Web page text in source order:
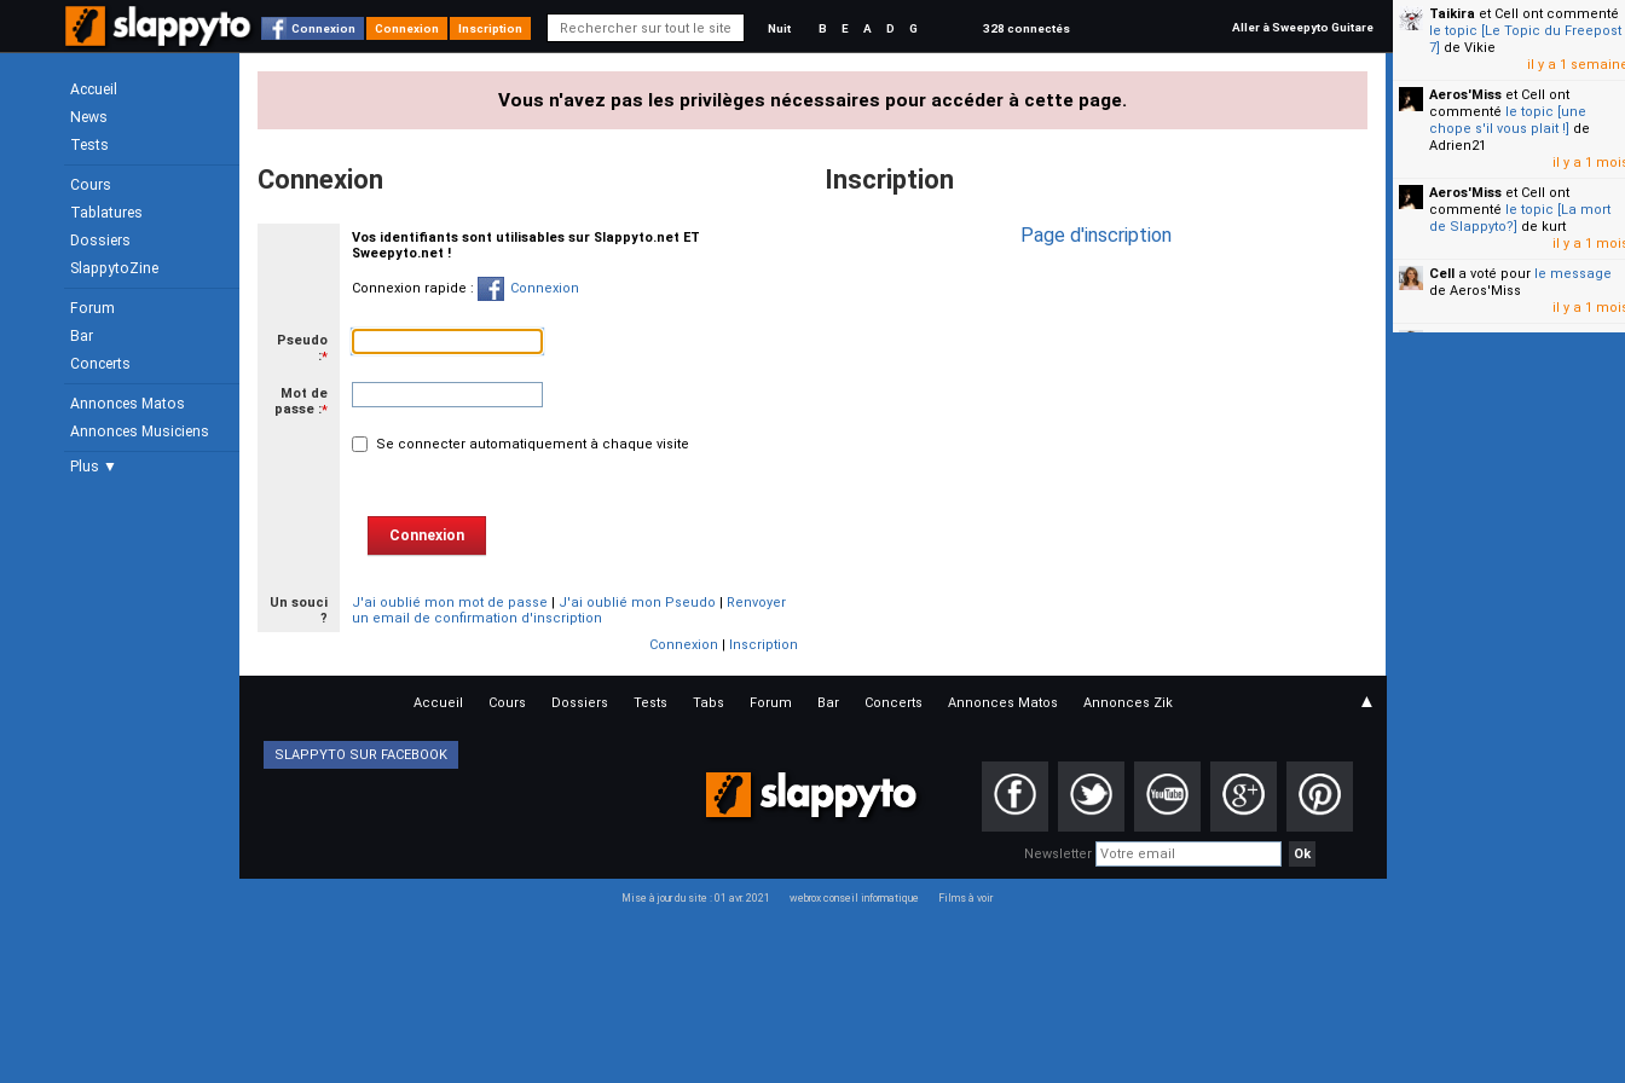
Connexion Connexion Inscription Nuit B E A D G 328 connectés Aller à Sweepyto Guitare
Accueil
News
Tests
Cours
Tablatures
Dossiers
SlappytoZine
Forum
Bar
Concerts
Annonces Matos
Annonces Musiciens
Plus ▼
Vous n'avez pas les privilèges nécessaires pour accéder à cette page.
Connexion
Vos identifiants sont utilisables sur Slappyto.net ET
Sweepyto.net !
Connexion rapide : Connexion
Pseudo
:*
Mot de
passe :*
Se connecter automatiquement à chaque visite
Un souci
?
J'ai oublié mon mot de passe | J'ai oublié mon Pseudo | Renvoyer
un email de confirmation d'inscription
Connexion | Inscription
Inscription
Page d'inscription
Taikira et Cell ont commenté
le topic [Le Topic du Freepost
7] de Vikie
il y a 1
Aeros'Miss et Cell ont
commenté le topic [une
chope s'il vous plait !] de
Adrien21
il y a 1
Aeros'Miss et Cell ont
commenté le topic [La mort
de Slappyto?] de kurt
il y a 1
Cell a voté pour le message
de Aeros'Miss
il y a 1
Cella voté pourle message
Accueil Cours Dossiers Tests Tabs Forum Bar Concerts Annonces Matos Annonces Zik ▲
SLAPPYTO SUR FACEBOOK
Newsletter
Mise à jour du site : 01 avr. 2021 webrox conseil informatique Films à voir